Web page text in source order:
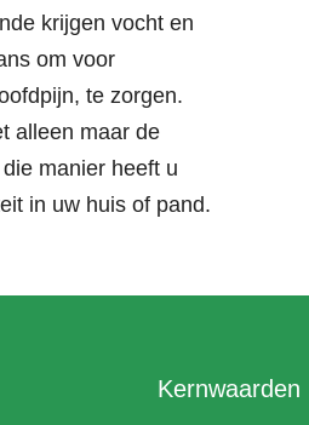
krijgen vocht en
om voor
te zorgen.
alleen maar de
manier heeft u
in uw huis of pand.
Kernwaarden